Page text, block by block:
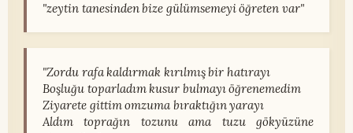
"zeytin tanesinden bize gülümsemeyi öğreten var"
"Zordu rafa kaldırmak kırılmış bir hatırayı
Boşluğu toparladım kusur bulmayı öğrenemedim
Ziyarete gittim omzuma bıraktığın yarayı
Aldım toprağın tozunu ama tuzu gökyüzüne